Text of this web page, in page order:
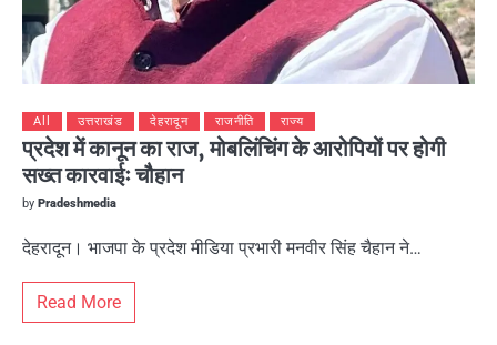
All उत्तराखंड देहरादून राजनीति राज्य
प्रदेश में कानून का राज, मोबलिंचिंग के आरोपियों पर होगी
सख्त कारवाईः चौहान
by Pradeshmedia
देहरादून। भाजपा के प्रदेश मीडिया प्रभारी मनवीर सिंह चैहान ने…
Read More